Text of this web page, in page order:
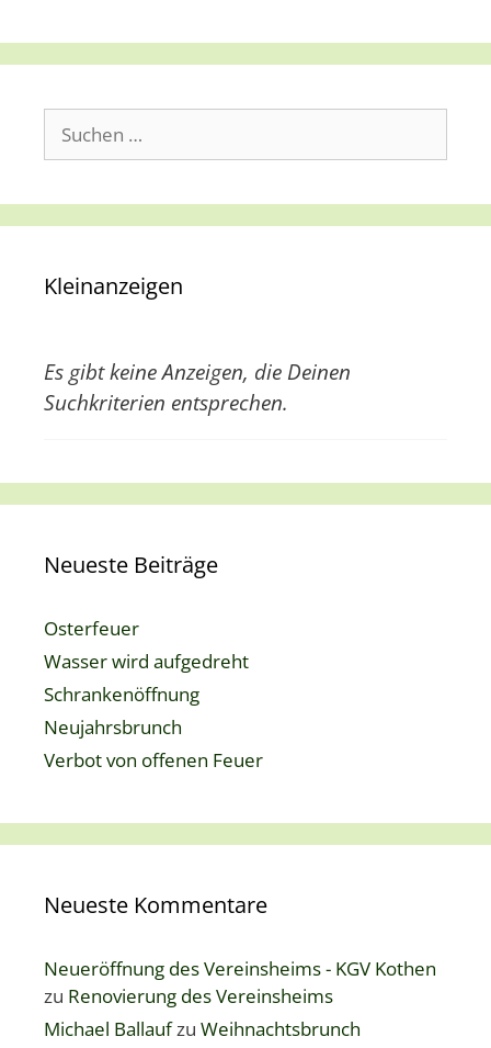
Suche
nach:
Kleinanzeigen
Es gibt keine Anzeigen, die Deinen
Suchkriterien entsprechen.
Neueste Beiträge
Osterfeuer
Wasser wird aufgedreht
Schrankenöffnung
Neujahrsbrunch
Verbot von offenen Feuer
Neueste Kommentare
Neueröffnung des Vereinsheims - KGV Kothen
zu Renovierung des Vereinsheims
Michael Ballaufzu Weihnachtsbrunch